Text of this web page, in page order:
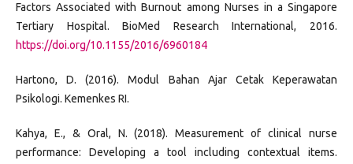
Factors Associated with Burnout among Nurses in a Singapore
Tertiary Hospital. BioMed Research International, 2016.
https://doi.org/10.1155/2016/6960184
Hartono, D. (2016). Modul Bahan Ajar Cetak Keperawatan
Psikologi. Kemenkes RI.
Kahya, E., & Oral, N. (2018). Measurement of clinical nurse
performance: Developing a tool including contextual items.